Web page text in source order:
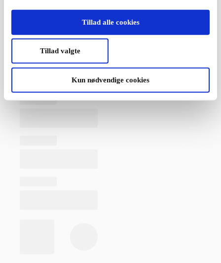
Tillad alle cookies
Tillad valgte
Kun nødvendige cookies